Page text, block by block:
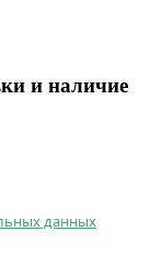
и наличие
данных